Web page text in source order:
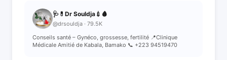
🩺💊Dr Souldja💉🩸
@drsouldja · 79.5K
Conseils santé – Gynéco, grossesse, fertilité 📍Clinique
Médicale Amitié de Kabala, Bamako 📞 +223 94519470